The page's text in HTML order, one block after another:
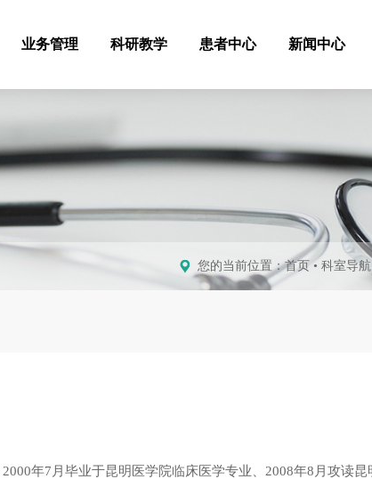
业务管理 科研教学 患者中心 新闻中心
您的当前位置：首页 • 科室导航
年7月毕业于昆明医学院临床医学专业、2008年8月攻读